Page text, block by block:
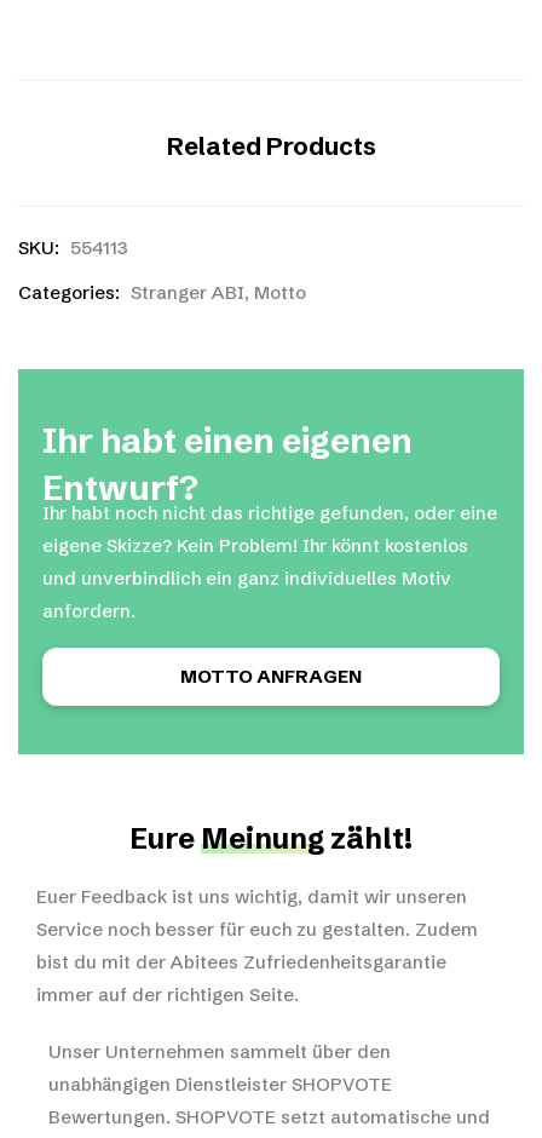
Related Products
SKU: 554113
Categories: Stranger ABI, Motto
Ihr habt einen eigenen
Entwurf?
Ihr habt noch nicht das richtige gefunden, oder eine
eigene Skizze? Kein Problem! Ihr könnt kostenlos
und unverbindlich ein ganz individuelles Motiv
anfordern.
MOTTO ANFRAGEN
EureMeinung zählt!
Euer Feedback ist uns wichtig, damit wir unseren
Service noch besser für euch zu gestalten. Zudem
bist du mit der Abitees Zufriedenheitsgarantie
immer auf der richtigen Seite.
Unser Unternehmen sammelt über den
unabhängigen Dienstleister SHOPVOTE
Bewertungen. SHOPVOTE setzt automatische und